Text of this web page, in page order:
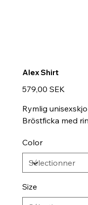
Alex Shirt
Prix
579,00 SEK
Rymlig
Bröstficka med
Color
Size